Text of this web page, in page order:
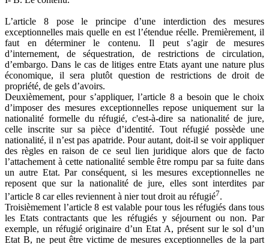
L’article 8 pose le principe d’une interdiction des mesures
exceptionnelles mais quelle en est l’étendue réelle. Premièrement, il
faut en déterminer le contenu. Il peut s’agir de mesures
d’internement, de séquestration, de restrictions de circulation,
d’embargo. Dans le cas de litiges entre Etats ayant une nature plus
économique, il sera plutôt question de restrictions de droit de
propriété, de gels d’avoirs.
Deuxièmement, pour s’appliquer, l’article 8 a besoin que le choix
d’imposer des mesures exceptionnelles repose uniquement sur la
nationalité formelle du réfugié, c'est-à-dire sa nationalité de jure,
celle inscrite sur sa pièce d’identité. Tout réfugié possède une
nationalité, il n’est pas apatride. Pour autant, doit-il se voir appliquer
des règles en raison de ce seul lien juridique alors que de facto
l’attachement à cette nationalité semble être rompu par sa fuite dans
un autre Etat. Par conséquent, si les mesures exceptionnelles ne
reposent que sur la nationalité de jure, elles sont interdites par
l’article 8 car elles reviennent à nier tout droit au réfugié7.
Troisièmement l’article 8 est valable pour tous les réfugiés dans tous
les Etats contractants que les réfugiés y séjournent ou non. Par
exemple, un réfugié originaire d’un Etat A, présent sur le sol d’un
Etat B, ne peut être victime de mesures exceptionnelles de la part